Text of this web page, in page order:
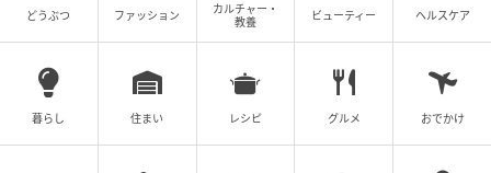
「楓」は木の名前として親しまれ、自然のぬくもりや
が強い一方で、落ち着きのある和風の響きから、季節
を問わず根強い人気があります。「自然のようにのび
やかで、穏やかに成長してほしい」という願いがうか
どうぶつ ファッション
カルチャー・
教養
ビューティー ヘルスケア
暮らし 住まい レシピ グルメ おでかけ